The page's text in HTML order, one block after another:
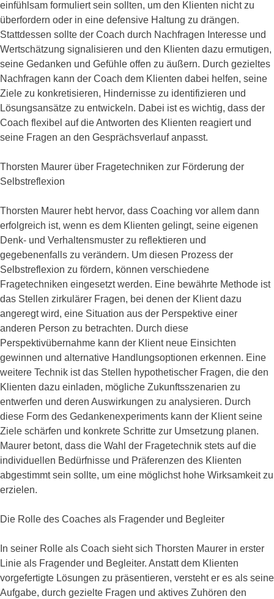
einfühlsam formuliert sein sollten, um den Klienten nicht zu
überfordern oder in eine defensive Haltung zu drängen.
Stattdessen sollte der Coach durch Nachfragen Interesse und
Wertschätzung signalisieren und den Klienten dazu ermutigen,
seine Gedanken und Gefühle offen zu äußern. Durch gezieltes
Nachfragen kann der Coach dem Klienten dabei helfen, seine
Ziele zu konkretisieren, Hindernisse zu identifizieren und
Lösungsansätze zu entwickeln. Dabei ist es wichtig, dass der
Coach flexibel auf die Antworten des Klienten reagiert und
seine Fragen an den Gesprächsverlauf anpasst.
Thorsten Maurer über Fragetechniken zur Förderung der
Selbstreflexion
Thorsten Maurer hebt hervor, dass Coaching vor allem dann
erfolgreich ist, wenn es dem Klienten gelingt, seine eigenen
Denk- und Verhaltensmuster zu reflektieren und
gegebenenfalls zu verändern. Um diesen Prozess der
Selbstreflexion zu fördern, können verschiedene
Fragetechniken eingesetzt werden. Eine bewährte Methode ist
das Stellen zirkulärer Fragen, bei denen der Klient dazu
angeregt wird, eine Situation aus der Perspektive einer
anderen Person zu betrachten. Durch diese
Perspektivübernahme kann der Klient neue Einsichten
gewinnen und alternative Handlungsoptionen erkennen. Eine
weitere Technik ist das Stellen hypothetischer Fragen, die den
Klienten dazu einladen, mögliche Zukunftsszenarien zu
entwerfen und deren Auswirkungen zu analysieren. Durch
diese Form des Gedankenexperiments kann der Klient seine
Ziele schärfen und konkrete Schritte zur Umsetzung planen.
Maurer betont, dass die Wahl der Fragetechnik stets auf die
individuellen Bedürfnisse und Präferenzen des Klienten
abgestimmt sein sollte, um eine möglichst hohe Wirksamkeit zu
erzielen.
Die Rolle des Coaches als Fragender und Begleiter
In seiner Rolle als Coach sieht sich Thorsten Maurer in erster
Linie als Fragender und Begleiter. Anstatt dem Klienten
vorgefertigte Lösungen zu präsentieren, versteht er es als seine
Aufgabe, durch gezielte Fragen und aktives Zuhören den